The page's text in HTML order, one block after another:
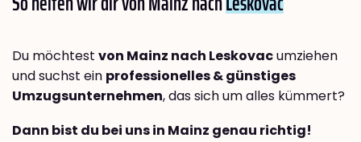
Du möchtest von Mainz nach Leskovacumziehen
und suchst ein professionelles & günstiges
Umzugsunternehmen, das sich um alles kümmert?
Dann bist du bei uns in Mainz genau richtig!